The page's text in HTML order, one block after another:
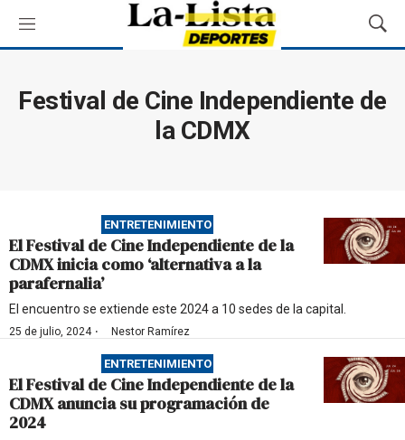
M
e
ú
M
o
r
q
u
e
Festival de Cine Independiente de
la CDMX
ENTRETENIMIENTO
El Festival de Cine Independiente de la
CDMX inicia como ‘alternativa a la
parafernalia’
El encuentro se extiende este 2024 a 10 sedes de la capital.
25 de julio, 2024· Nestor Ramírez
ENTRETENIMIENTO
El Festival de Cine Independiente de la
CDMX anuncia su programación de
2024